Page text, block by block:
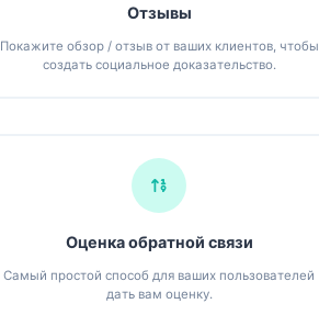
Отзывы
Покажите обзор / отзыв от ваших клиентов, чтобы
создать социальное доказательство.
Оценка обратной связи
Самый простой способ для ваших пользователей
дать вам оценку.